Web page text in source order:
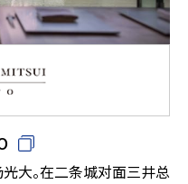
大。在二条城对面三井总